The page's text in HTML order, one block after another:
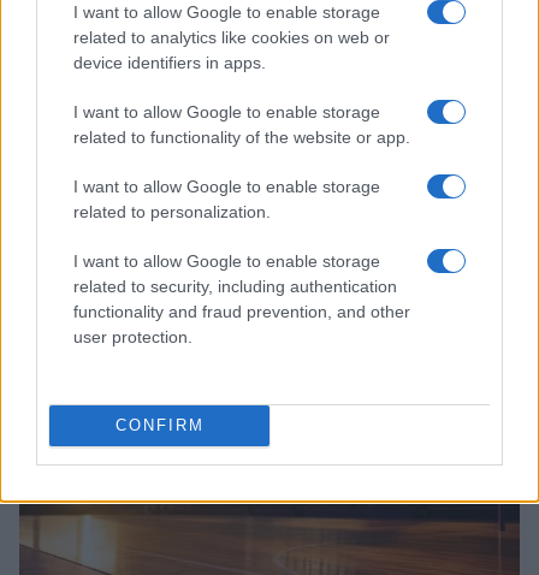
I want to allow Google to enable storage
related to analytics like cookies on web or
device identifiers in apps.
I want to allow Google to enable storage
related to functionality of the website or app.
I want to allow Google to enable storage
related to personalization.
I want to allow Google to enable storage
related to security, including authentication
functionality and fraud prevention, and other
user protection.
CONFIRM
Continua a leggere
GAMING NEWS